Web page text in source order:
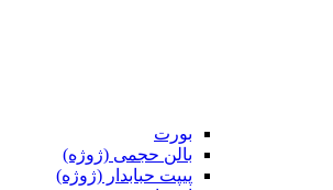
بورت
بالن حجمی (ژوژه)
پیپت حبابدار (ژوژه)